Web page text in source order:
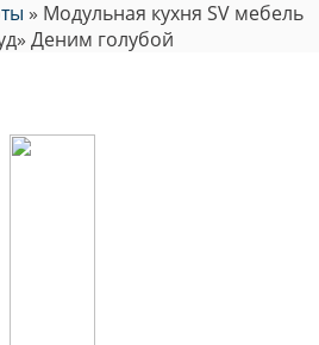
» Модульная кухня SV мебель
Деним голубой